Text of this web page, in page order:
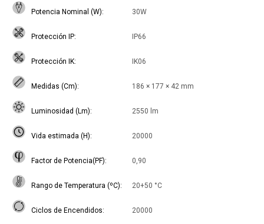
Potencia Nominal (W) 30W
Protección IP IP66
Protección IK IK06
Medidas (Cm) 186 × 177 × 42 mm
Luminosidad (Lm) 2550 lm
Vida estimada (H) 20000
Factor de Potencia(PF) 0,90
Rango de Temperatura (ºC) 20+50 °C
Ciclos de Encendidos 20000